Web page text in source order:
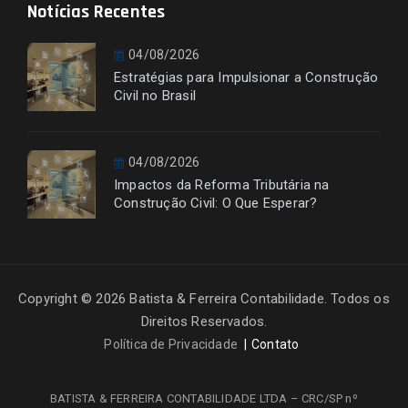
Notícias Recentes
04/08/2026
Estratégias para Impulsionar a Construção
Civil no Brasil
04/08/2026
Impactos da Reforma Tributária na
Construção Civil: O Que Esperar?
Copyright © 2026 Batista & Ferreira Contabilidade. Todos os
Direitos Reservados.
Política de Privacidade Contato
BATISTA & FERREIRA CONTABILIDADE LTDA – CRC/SP nº